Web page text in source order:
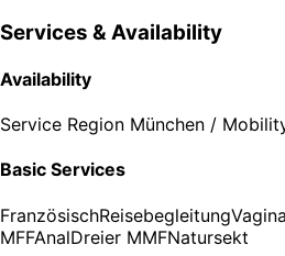
Services & Availability
Availability
Service Region München /
Basic Services
FranzösischReisebegleitung
MFFAnalDreier MMFNatursekt